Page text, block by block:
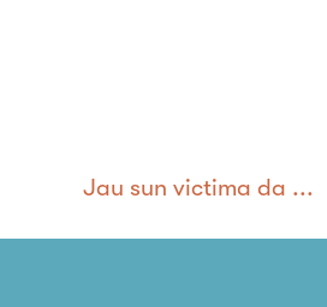
Jau sun victima da ...